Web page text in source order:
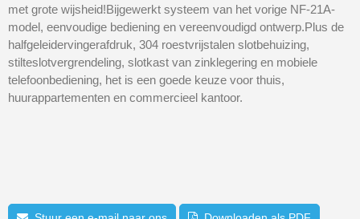
met grote wijsheid!Bijgewerkt systeem van het vorige NF-21A-
model, eenvoudige bediening en vereenvoudigd ontwerp.Plus de
halfgeleidervingerafdruk, 304 roestvrijstalen slotbehuizing,
stilteslotvergrendeling, slotkast van zinklegering en mobiele
telefoonbediening, het is een goede keuze voor thuis,
huurappartementen en commercieel kantoor.